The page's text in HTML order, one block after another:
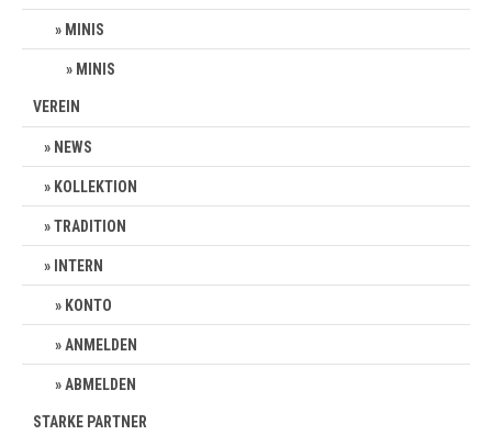
MINIS
MINIS
VEREIN
NEWS
KOLLEKTION
TRADITION
INTERN
KONTO
ANMELDEN
ABMELDEN
STARKE PARTNER